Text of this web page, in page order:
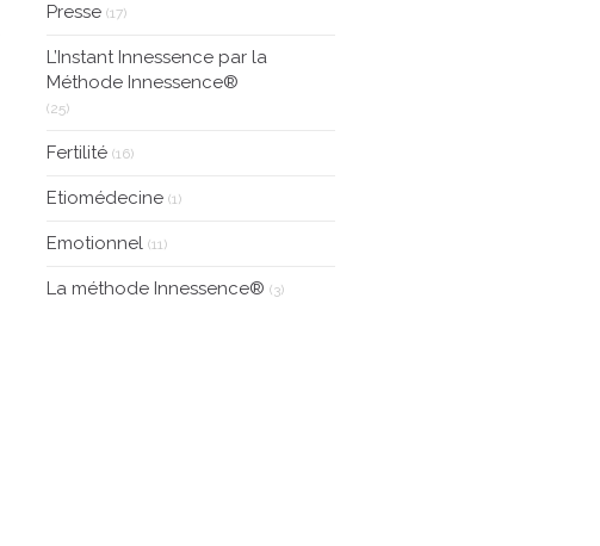
Presse (17)
L’Instant Innessence par la
Méthode Innessence®
(25)
Fertilité (16)
Etiomédecine (1)
Emotionnel (11)
La méthode Innessence® (3)